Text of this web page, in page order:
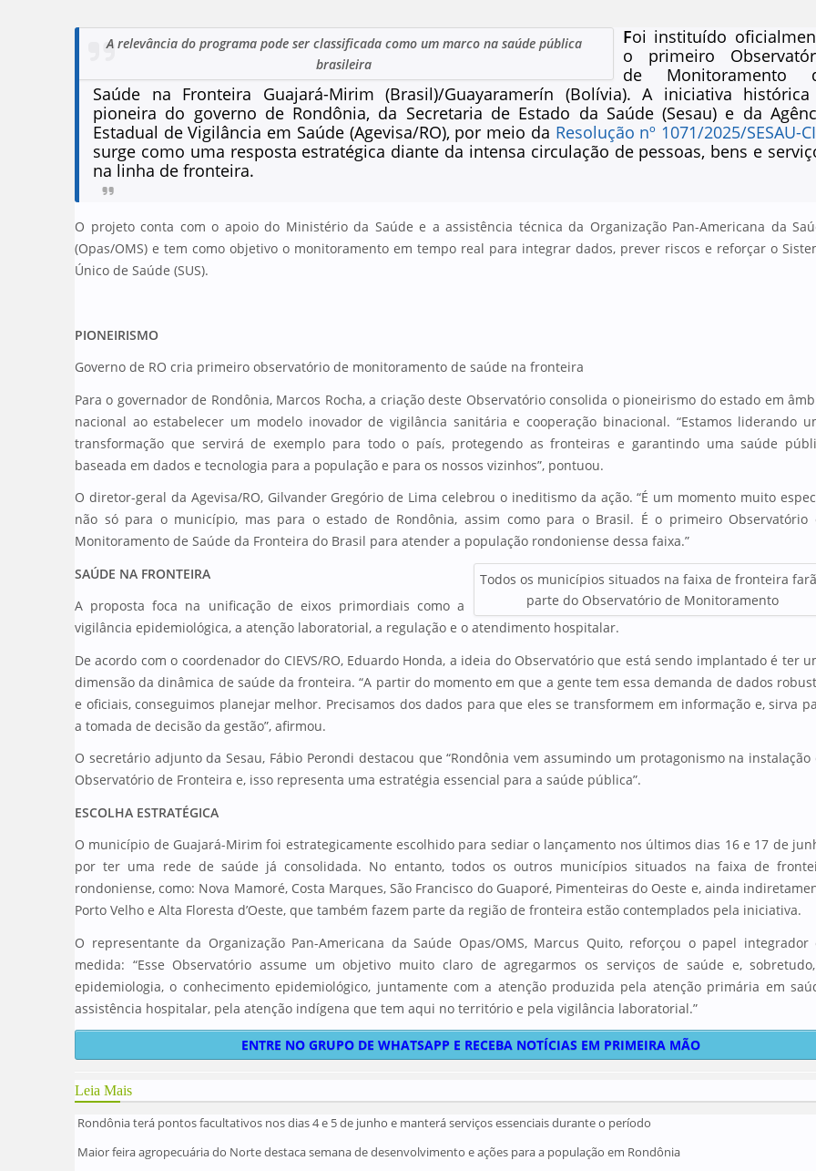
A relevância do programa pode ser classificada como um marco na saúde pública
brasileira
Foi instituído
o primeiro
de Monitoramento
Saúde na Fronteira Guajará-Mirim (Brasil)/Guayaramerín (Bolívia). A iniciativa
pioneira do governo de Rondônia, da Secretaria de Estado da Saúde (Sesau) e da
Estadual de Vigilância em Saúde (Agevisa/RO), por meio da Resolução nº 1071/2025/SESAU-
surge como uma resposta estratégica diante da intensa circulação de pessoas, bens e
na linha de fronteira.
O projeto conta com o apoio do Ministério da Saúde e a assistência técnica da Organização Pan-Americana da
(Opas/OMS) e tem como objetivo o monitoramento em tempo real para integrar dados, prever riscos e reforçar o
Único de Saúde (SUS).
PIONEIRISMO
Governo de RO cria primeiro observatório de monitoramento de saúde na fronteira
Para o governador de Rondônia, Marcos Rocha, a criação deste Observatório consolida o pioneirismo do estado em
nacional ao estabelecer um modelo inovador de vigilância sanitária e cooperação binacional. “Estamos liderando
transformação que servirá de exemplo para todo o país, protegendo as fronteiras e garantindo uma saúde
baseada em dados e tecnologia para a população e para os nossos vizinhos”, pontuou.
O diretor-geral da Agevisa/RO, Gilvander Gregório de Lima celebrou o ineditismo da ação. “É um momento muito
não só para o município, mas para o estado de Rondônia, assim como para o Brasil. É o primeiro Observatório
Monitoramento de Saúde da Fronteira do Brasil para atender a população rondoniense dessa faixa.”
Todos os municípios situados na faixa de fronteira
parte do Observatório de Monitoramento
SAÚDE NA FRONTEIRA
A proposta foca na unificação de eixos primordiais como a
vigilância epidemiológica, a atenção laboratorial, a regulação e o atendimento hospitalar.
De acordo com o coordenador do CIEVS/RO, Eduardo Honda, a ideia do Observatório que está sendo implantado é ter
dimensão da dinâmica de saúde da fronteira. “A partir do momento em que a gente tem essa demanda de dados
e oficiais, conseguimos planejar melhor. Precisamos dos dados para que eles se transformem em informação e, sirva
a tomada de decisão da gestão”, afirmou.
O secretário adjunto da Sesau, Fábio Perondi destacou que “Rondônia vem assumindo um protagonismo na instalação
Observatório de Fronteira e, isso representa uma estratégia essencial para a saúde pública”.
ESCOLHA ESTRATÉGICA
O município de Guajará-Mirim foi estrategicamente escolhido para sediar o lançamento nos últimos dias 16 e 17 de
por ter uma rede de saúde já consolidada. No entanto, todos os outros municípios situados na faixa de
rondoniense, como: Nova Mamoré, Costa Marques, São Francisco do Guaporé, Pimenteiras do Oeste e, ainda
Porto Velho e Alta Floresta d’Oeste, que também fazem parte da região de fronteira estão contemplados pela iniciativa.
O representante da Organização Pan-Americana da Saúde Opas/OMS, Marcus Quito, reforçou o papel integrador
medida: “Esse Observatório assume um objetivo muito claro de agregarmos os serviços de saúde e,
epidemiologia, o conhecimento epidemiológico, juntamente com a atenção produzida pela atenção primária em
assistência hospitalar, pela atenção indígena que tem aqui no território e pela vigilância laboratorial.”
ENTRE NO GRUPO DE WHATSAPP E RECEBA NOTÍCIAS EM PRIMEIRA MÃO
Leia Mais
Rondônia terá pontos facultativos nos dias 4 e 5 de junho e manterá serviços essenciais durante o período
Maior feira agropecuária do Norte destaca semana de desenvolvimento e ações para a população em Rondônia